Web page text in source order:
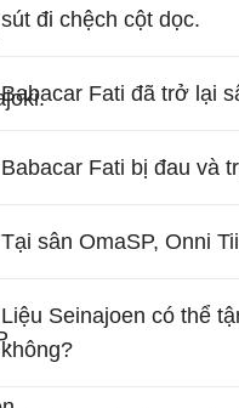
sút đi chệch cột dọc.
Babacar Fati đã trở lại
Babacar Fati bị đau và
Tại sân OmaSP, Onni
Liệu Seinajoen có thể
không?